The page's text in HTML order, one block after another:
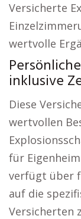
Versicherte
wertvolle
inklusive
Diese
wertvollen
für
verfügt über
auf die
Versicherten